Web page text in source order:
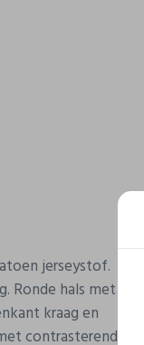
jerseystof.
Ronde hals met
kraag en
contrasterend